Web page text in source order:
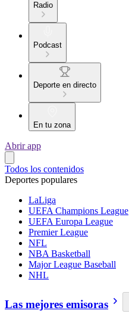
Radio
Podcast
Deporte en directo
En tu zona
Abrir app
Todos los contenidos
Deportes populares
LaLiga
UEFA Champions League
UEFA Europa League
Premier League
NFL
NBA Basketball
Major League Baseball
NHL
Las mejores emisoras